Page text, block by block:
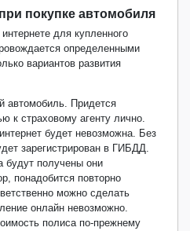
покупке автомобиля
для купленного
определенными
вариантов развития
автомобиль. Придется
к страховому агенту лично.
будет невозможна. Без
зарегистрирован в ГИБДД.
будут получены они
понадобится повторно
можно сделать
онлайн невозможно.
полиса по-прежнему